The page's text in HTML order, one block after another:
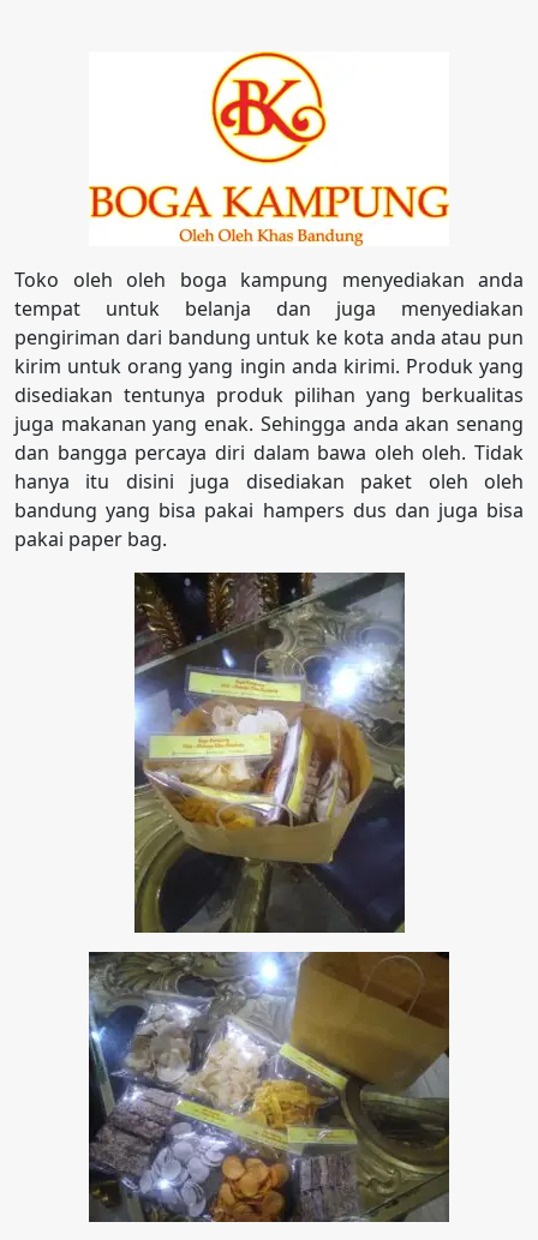
Toko oleh oleh boga kampung menyediakan anda
tempat untuk belanja dan juga menyediakan
pengiriman dari bandung untuk ke kota anda atau pun
kirim untuk orang yang ingin anda kirimi. Produk yang
disediakan tentunya produk pilihan yang berkualitas
juga makanan yang enak. Sehingga anda akan senang
dan bangga percaya diri dalam bawa oleh oleh. Tidak
hanya itu disini juga disediakan paket oleh oleh
bandung yang bisa pakai hampers dus dan juga bisa
pakai paper bag.